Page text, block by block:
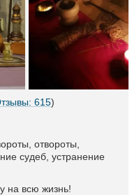
615)
отвороты,
судеб, устранение
на всю жизнь!